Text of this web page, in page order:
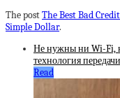
The postThe Best Bad
Simple Dollar.
Не нужны ни Wi-Fi,
технология
Read